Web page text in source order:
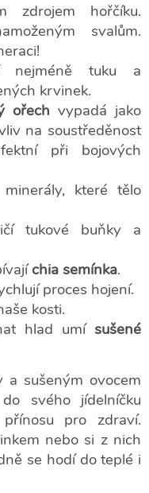
zdrojem hořčíku.
svalům.
nejméně tuku a
krvinek.
ořech vypadá jako
na soustředěnost
při bojových
které tělo
tukové buňky a
chia semínka.
proces hojení.
kosti.
hlad umí sušené
a sušeným ovocem
svého jídelníčku
pro zdraví.
nebo si z nich
se hodí do teplé i